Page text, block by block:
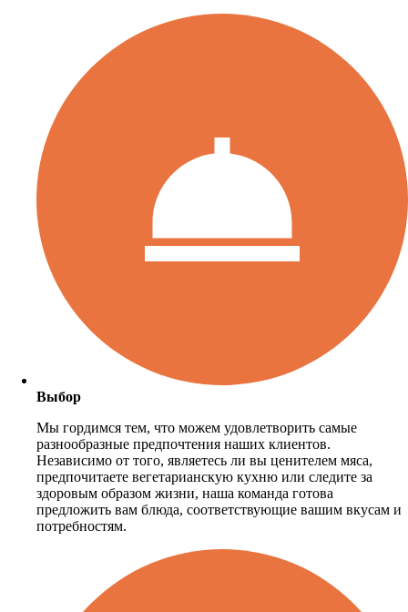
Выбор
Мы гордимся тем, что можем удовлетворить самые
разнообразные предпочтения наших клиентов.
Независимо от того, являетесь ли вы ценителем мяса,
предпочитаете вегетарианскую кухню или следите за
здоровым образом жизни, наша команда готова
предложить вам блюда, соответствующие вашим вкусам и
потребностям.